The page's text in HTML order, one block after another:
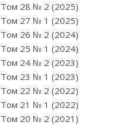
Том 28 № 2 (2025)
Том 27 № 1 (2025)
Том 26 № 2 (2024)
Том 25 № 1 (2024)
Том 24 № 2 (2023)
Том 23 № 1 (2023)
Том 22 № 2 (2022)
Том 21 № 1 (2022)
Том 20 № 2 (2021)